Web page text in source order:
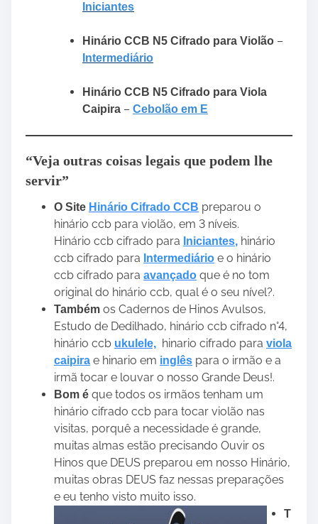
Iniciantes
Hinário CCB N5 Cifrado para Violão –
Intermediário
Hinário CCB N5 Cifrado para Viola
Caipira – Cebolão em E
“Veja outras coisas legais que podem lhe
servir”
O Site Hinário Cifrado CCB preparou o
hinário ccb para violão, em 3 níveis.
Hinário ccb cifrado para Iniciantes, hinário
ccb cifrado para Intermediário e o hinário
ccb cifrado para avançado que é no tom
original do hinário ccb, qual é o seu nível?.
Também os Cadernos de Hinos Avulsos,
Estudo de Dedilhado, hinário ccb cifrado n°4,
hinário ccb ukulele, hinario cifrado para viola
caipira e hinario em inglês para o irmão e a
irmã tocar e louvar o nosso Grande Deus!.
Bom é que todos os irmãos tenham um
hinário cifrado ccb para tocar violão nas
visitas, porquê a necessidade é grande,
muitas almas estão precisando Ouvir os
Hinos que DEUS preparou em nosso Hinário,
muitas obras DEUS faz nessas preparações
e eu tenho visto muito isso.
T